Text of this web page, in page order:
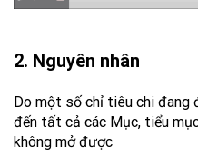
2. Nguyên nhân
Do một số chỉ tiêu chi
đến tất cả các Mục, tiểu
không mở được